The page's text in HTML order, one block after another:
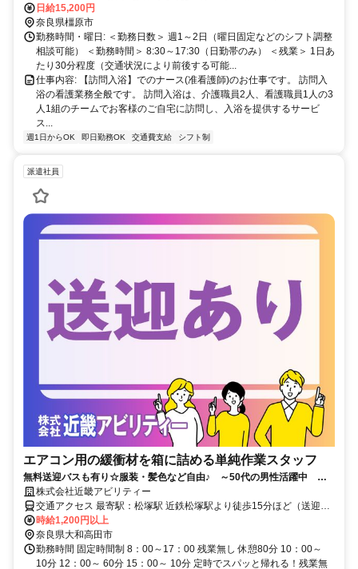
日給15,200円
奈良県橿原市
勤務時間・曜日: ＜勤務日数＞ 週1～2日（曜日固定などのシフト調整
相談可能） ＜勤務時間＞ 8:30～17:30（日勤帯のみ） ＜残業＞ 1日あ
たり30分程度（交通状況により前後する可能...
仕事内容: 【訪問入浴】でのナース(准看護師)のお仕事です。 訪問入
浴の看護業務全般です。 訪問入浴は、介護職員2人、看護職員1人の3
人1組のチームでお客様のご自宅に訪問し、入浴を提供するサービ
ス...
週1日からOK 即日勤務OK 交通費支給 シフト制
派遣社員
エアコン用の緩衝材を箱に詰める単純作業スタッフ
無料送迎バスも有り☆服装・髪色など自由♪ ～50代の男性活躍中
日払い・週払いOK☆
株式会社近畿アビリティー
交通アクセス 最寄駅：松塚駅 近鉄松塚駅より徒歩15分ほど（送迎バ
ス有） 近鉄大和高田駅から車で8分 近鉄八木駅から車で10分 大和郡
山市から車で30分程 橿原市、大和高田市、北葛城郡王寺町、北葛城
郡河合町、北葛城郡上牧町、生駒郡安堵町、桜井市、香芝市からもア
クセス◎ 車・バイク・自転車通勤ＯＫ！無料送迎バスもあります
時給1,200円以上
奈良県大和高田市
勤務時間 固定時間制 8：00～17：00 残業無し 休憩80分 10：00～
10分 12：00～ 60分 15：00～ 10分 定時でスパッと帰れる！残業無